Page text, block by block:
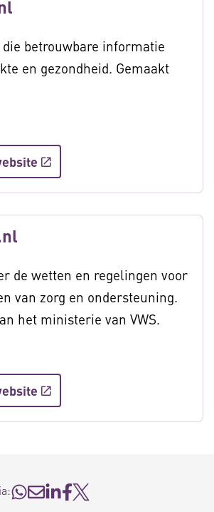
die betrouwbare informatie
en gezondheid. Gemaakt
de wetten en regelingen voor
van zorg en ondersteuning.
het ministerie van VWS.